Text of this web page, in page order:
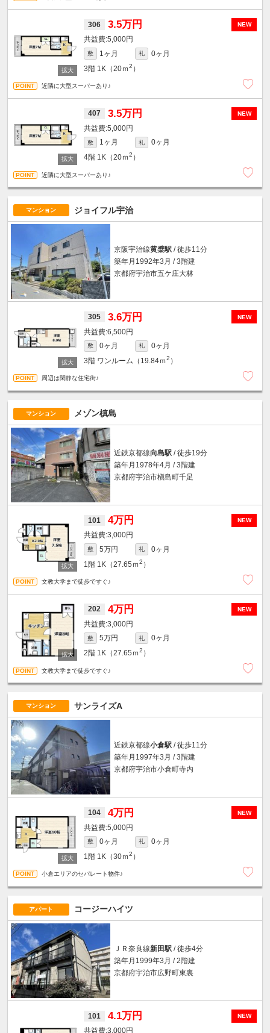
NEW
306 3.5万円
5,000円
敷 1ヶ月 礼
0ヶ月
3階 1K（20ｍ2 ）
近隣に大型スーパーあり♪
NEW
407 3.5万円
5,000円
敷 1ヶ月 礼
0ヶ月
4階 1K（20ｍ2 ）
近隣に大型スーパーあり♪
マンション ジョイフル宇治
京阪宇治線黄檗駅/ 徒歩11分
築年月1992年3月 / 3階建
京都府宇治市五ケ庄大林
NEW
305 3.6万円
6,500円
敷 0ヶ月 礼
0ヶ月
3階 ワンルーム（19.84ｍ2 ）
周辺は閑静な住宅街♪
マンション メゾン槙島
近鉄京都線向島駅/ 徒歩19分
築年月1978年4月 / 3階建
京都府宇治市槇島町千足
NEW
101 4万円
3,000円
敷 5万円 礼
0ヶ月
1階 1K（27.65ｍ2 ）
文教大学まで徒歩ですぐ♪
NEW
202 4万円
3,000円
敷 5万円 礼
0ヶ月
2階 1K（27.65ｍ2 ）
文教大学まで徒歩ですぐ♪
マンション サンライズA
近鉄京都線小倉駅/ 徒歩11分
築年月1997年3月 / 3階建
京都府宇治市小倉町寺内
NEW
104 4万円
5,000円
敷 0ヶ月 礼
0ヶ月
1階 1K（30ｍ2 ）
小倉エリアのセパレート物件♪
アパート コージーハイツ
ＪＲ奈良線新田駅/ 徒歩4分
築年月1999年3月 / 2階建
京都府宇治市広野町東裏
NEW
101 4.1万円
3,000円